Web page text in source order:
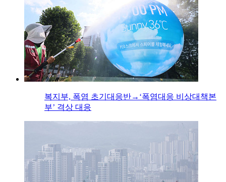
복지부, 폭염 초기대응반→‘폭염대응 비상대책본
부’ 격상 대응